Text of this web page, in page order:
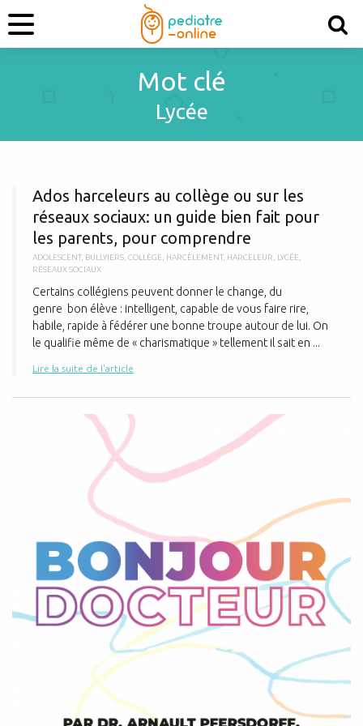
Mot clé
Lycée
Ados harceleurs au collège ou sur les
réseaux sociaux: un guide bien fait pour
les parents, pour comprendre
ADOLESCENT, BULLYIERS COLLÈGE HARCÈLEMENT, HARCELEUR LYCÉE
RÉSEAUX SOCIAUX
Certains collégiens peuvent donner le change, du
genre bon élève : intelligent, capable de vous faire rire,
habile, ra­pide à fédérer une bonne troupe autour de lui. On
le qualifie même de « charismatique » tellement il sait en ...
Lire la suite de l'article